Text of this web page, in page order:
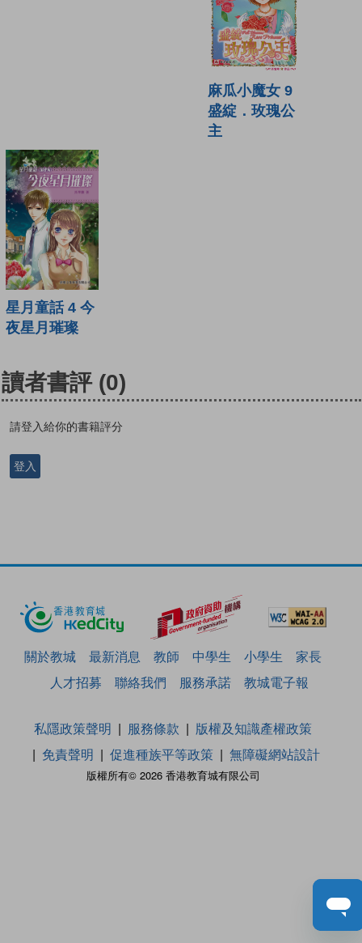
麻瓜小魔女 9
盛綻．玫瑰公
主
星月童話 4 今
夜星月璀璨
讀者書評 (0)
請登入給你的書籍評分
登入
關於教城 最新消息 教師 中學生 小學生
家長
人才招募
聯絡我們 服務承諾 教城電子報
版權所有© 2026 香港教育城有限公司
私隱政策聲明 服務條款
版權及知識產權政策
免責聲明
促進種族平等政策 無障礙網站設計